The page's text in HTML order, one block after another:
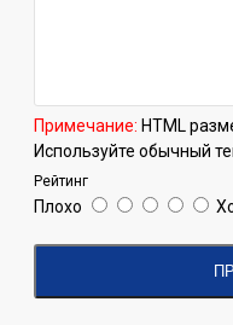
Примечание: HTML
Используйте обычный
Рейтинг
Плохо